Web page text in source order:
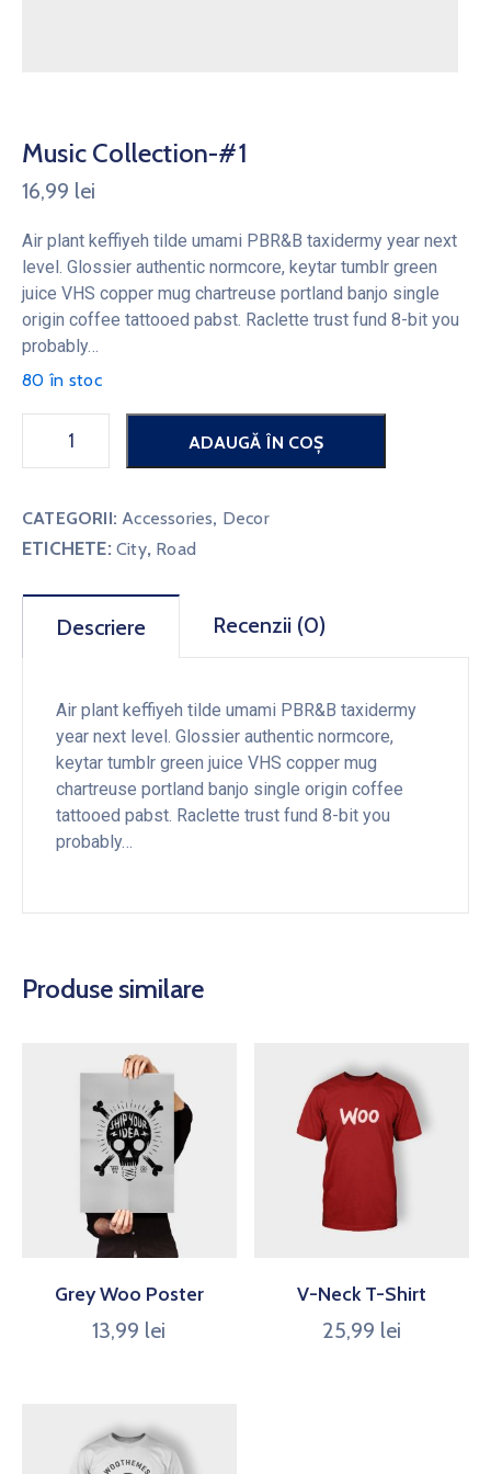
Music Collection-#1
16,99 lei
Air plant keffiyeh tilde umami PBR&B taxidermy year next
level. Glossier authentic normcore, keytar tumblr green
juice VHS copper mug chartreuse portland banjo single
origin coffee tattooed pabst. Raclette trust fund 8-bit you
probably…
80 în stoc
ADAUGĂ ÎN COȘ
CATEGORII:Accessories, Decor
ETICHETE: City, Road
Descriere Recenzii (0)
Air plant keffiyeh tilde umami PBR&B taxidermy
year next level. Glossier authentic normcore,
keytar tumblr green juice VHS copper mug
chartreuse portland banjo single origin coffee
tattooed pabst. Raclette trust fund 8-bit you
probably…
Produse similare
Grey Woo Poster
13,99 lei
V-Neck T-Shirt
25,99 lei